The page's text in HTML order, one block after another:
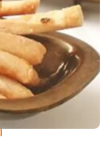
E Salsa